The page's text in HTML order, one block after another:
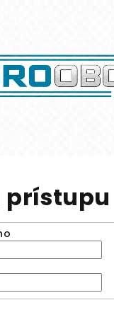
prístupu